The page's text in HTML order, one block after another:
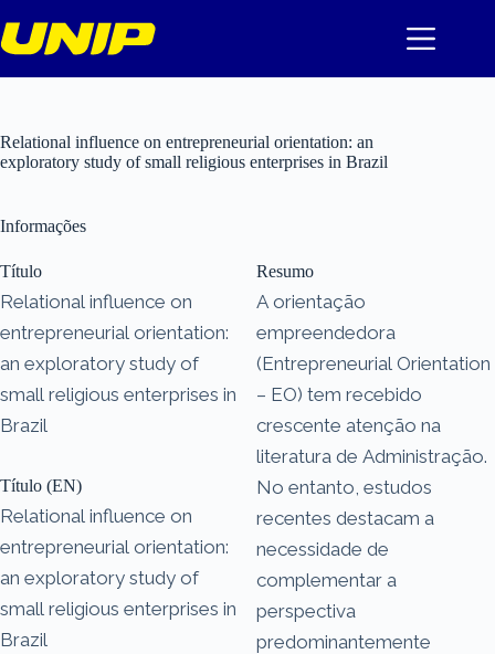
para
o
Relational influence on entrepreneurial orientation: an
exploratory study of small religious enterprises in Brazil
Informações
Título
Relational influence on
entrepreneurial orientation:
an exploratory study of
small religious enterprises in
Brazil
Título (EN)
Relational influence on
entrepreneurial orientation:
an exploratory study of
small religious enterprises in
Brazil
Resumo
A orientação
empreendedora
(Entrepreneurial Orientation
– EO) tem recebido
crescente atenção na
literatura de Administração.
No entanto, estudos
recentes destacam a
necessidade de
complementar a
perspectiva
predominantemente